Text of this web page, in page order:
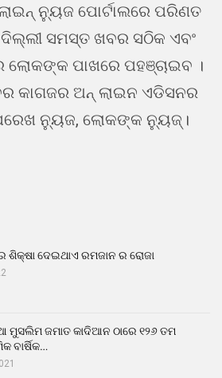
ନ୍ୟୁଜ ପୋର୍ଟାଲରେ ପରିଣତ
ସମସ୍ତ ଖବର ସଠିକ ଏବଂ
ପାଖରେ ପହଞ୍ଚାଇବ ।
କାଗଜର ଅନ୍ ଲାଇନ ଏଡିସନର
ନ୍ୟୁଜ, ଲୋକଙ୍କ ନ୍ୟୁଜ୍।
ଶିକ୍ଷା ଦେଇଥାଏ ରମଜାନ ର ରୋଜା
ଜମାତ କାଦିଆନ ଠାରେ ୧୨୬ ତମ
ବାର୍ଷିକ…